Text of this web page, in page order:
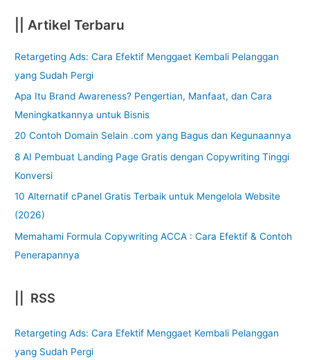
|| Artikel Terbaru
Retargeting Ads: Cara Efektif Menggaet Kembali Pelanggan
yang Sudah Pergi
Apa Itu Brand Awareness? Pengertian, Manfaat, dan Cara
Meningkatkannya untuk Bisnis
20 Contoh Domain Selain .com yang Bagus dan Kegunaannya
8 AI Pembuat Landing Page Gratis dengan Copywriting Tinggi
Konversi
10 Alternatif cPanel Gratis Terbaik untuk Mengelola Website
(2026)
Memahami Formula Copywriting ACCA : Cara Efektif & Contoh
Penerapannya
|| RSS
Retargeting Ads: Cara Efektif Menggaet Kembali Pelanggan
yang Sudah Pergi